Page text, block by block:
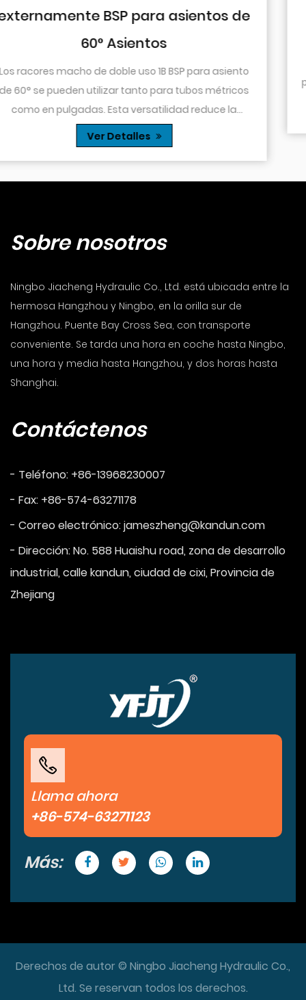
de
74° hermético a presión
El diseño del codo de 90° permite cambios
particularmente útil en sistemas hidráulicos
espacio es limitado o cuando es necesario
Ver Detalles
Sobre nosotros
Ningbo Jiacheng Hydraulic Co., Ltd. está ubicada entre la
hermosa Hangzhou y Ningbo, en la orilla sur de
Hangzhou. Puente Bay Cross Sea, con transporte
conveniente. Se tarda una hora en coche hasta Ningbo,
una hora y media hasta Hangzhou, y dos horas hasta
Shanghai.
Contáctenos
- Teléfono: +86-13968230007
- Fax: +86-574-63271178
- Correo electrónico:jameszheng@kandun.com
- Dirección: No. 588 Huaishu road, zona de desarrollo
industrial, calle kandun, ciudad de cixi, Provincia de
Zhejiang
Llama ahora
+86-574-63271123
Más:
Derechos de autor © Ningbo Jiacheng Hydraulic Co.,
Ltd. Se reservan todos los derechos.